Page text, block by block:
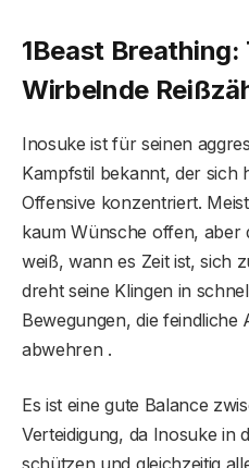
1Beast Breathing:
Wirbelnde
Inosuke ist für seinen
Kampfstil bekannt, der sich
Offensive konzentriert.
kaum Wünsche offen, aber
weiß, wann es Zeit ist, sich
dreht seine Klingen in
Bewegungen, die feindliche
abwehren .
Es ist eine gute Balance
Verteidigung, da Inosuke in
schützen und gleichzeitig